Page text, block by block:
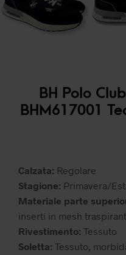
BH Polo
BHM617001
Calzata: Regolare
Stagione: Primavera/
Materiale parte
inserti in mesh
Rivestimento: Tessuto
Soletta: Tessuto,